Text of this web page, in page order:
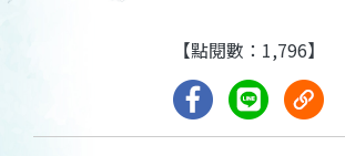
【點閱數：1,796】